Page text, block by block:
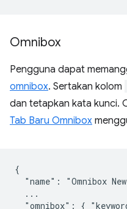
Omnibox
Pengguna dapat
omnibox. Sertakan kolom
dan tetapkan kata kunci.
Tab Baru Omnibox
{
"name": "Omnibox
  ...
"omnibox": {